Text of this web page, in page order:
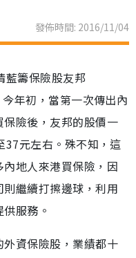
發佈時間: 2016/11/04
藍籌保險股友邦
年初，當第一次傳出內
險後，友邦的股價一
37元左右。殊不知，這
地人來港買保險，因
繼續打擦邊球，利用
服務。
資保險股，業績都十